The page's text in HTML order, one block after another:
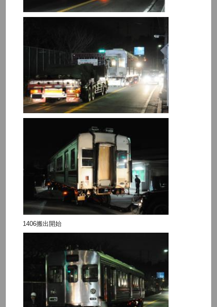
1406搬出開始